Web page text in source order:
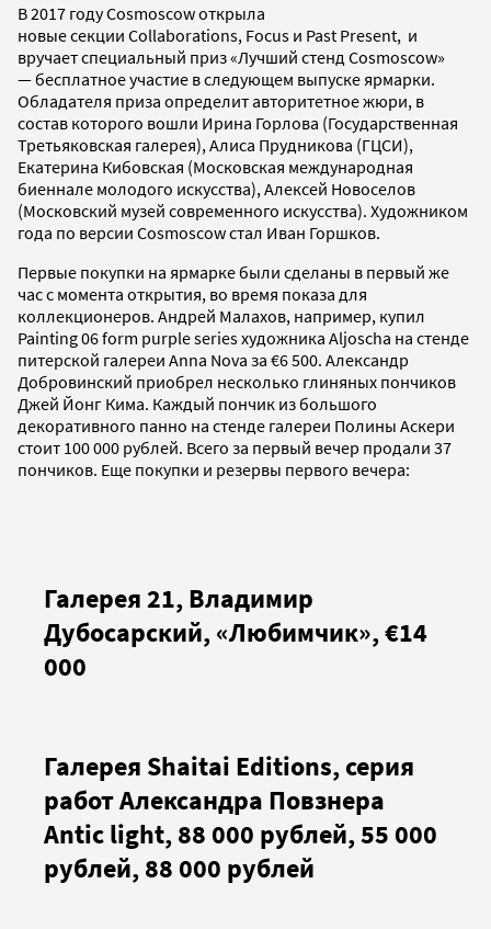
В 2017 году Cosmoscow открыла
новые секции Collaborations, Focus и Past Present, и
вручает специальный приз «Лучший стенд Cosmoscow»
— бесплатное участие в следующем выпуске ярмарки.
Обладателя приза определит авторитетное жюри, в
состав которого вошли Ирина Горлова (Государственная
Третьяковская галерея), Алиса Прудникова (ГЦСИ),
Екатерина Кибовская (Московская международная
биеннале молодого искусства), Алексей Новоселов
(Московский музей современного искусства). Художником
года по версии Cosmoscow стал Иван Горшков.
Первые покупки на ярмарке были сделаны в первый же
час с момента открытия, во время показа для
коллекционеров. Андрей Малахов, например, купил
Painting 06 form purple series художника Aljoscha на стенде
питерской галереи Anna Nova за €6 500. Александр
Добровинский приобрел несколько глиняных пончиков
Джей Йонг Кима. Каждый пончик из большого
декоративного панно на стенде галереи Полины Аскери
стоит 100 000 рублей. Всего за первый вечер продали 37
пончиков. Еще покупки и резервы первого вечера:
Галерея 21, Владимир
Дубосарский, «Любимчик», €14
000
Галерея Shaitai Editions, серия
работ Александра Повзнера
Antic light, 88 000 рублей, 55 000
рублей, 88 000 рублей